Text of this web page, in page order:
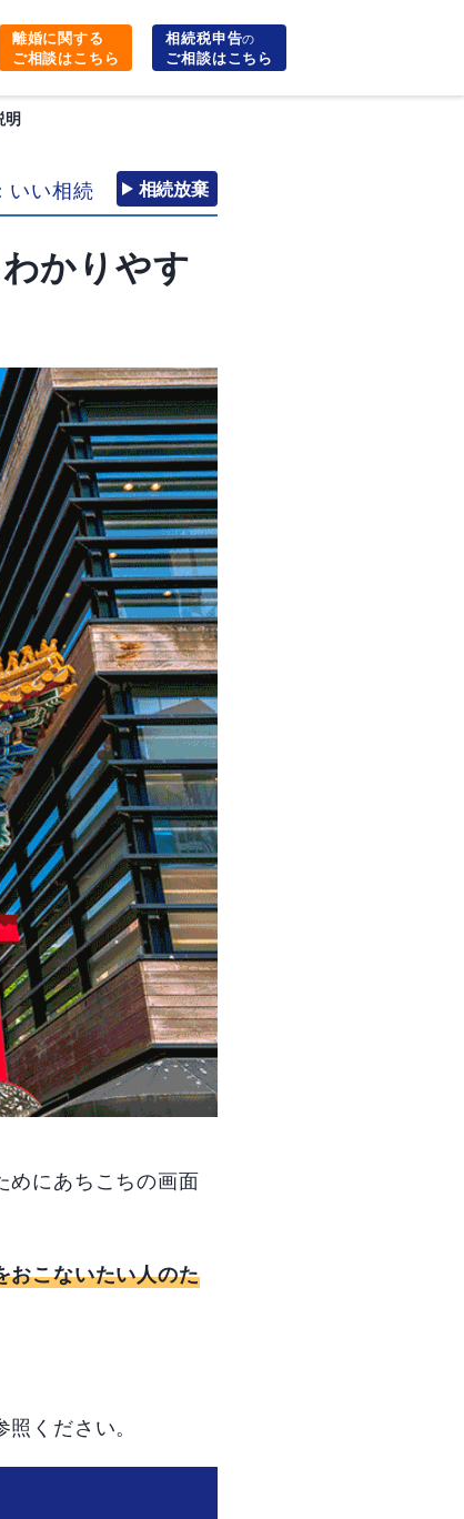
離婚に関する
ご相談はこちら
相続税申告の
ご相談はこちら
明
いい相続 相続放棄
かりやす
めにあちこちの画面
おこないたい人のた
照ください。